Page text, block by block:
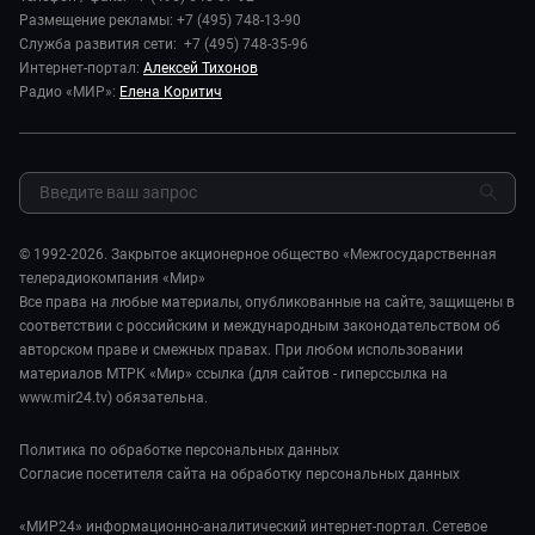
Наука и технологии
Здоровье и медицина
Спорт
Шоу-бизнес
Стиль жизни
Сад и огород
Игра в кино. Мультфильмы
Исторический детектив
Миллион за 5 минут
Мировое соглашение
Предварительный диагноз
Пять причин поехать в...
Пресса о нас
Карьера
Реклама
Закупки и тендеры
Обратная связь
Размещение рекламы: +7 (495) 748-13-90
Служба развития сети: +7 (495) 748-35-96
Интернет-портал: Алексей Тихонов
Радио «МИР»: Елена Коритич
© 1992-2026. Закрытое акционерное общество «Межгосударственная
телерадиокомпания «Мир»
Все права на любые материалы, опубликованные на сайте, защищены в
соответствии с российским и международным законодательством об
авторском праве и смежных правах. При любом использовании
материалов МТРК «Мир» ссылка (для сайтов - гиперссылка на
www.mir24.tv) обязательна.
Политика по обработке персональных данных
Согласие посетителя сайта на обработку персональных данных
«МИР24» информационно-аналитический интернет-портал. Сетевое